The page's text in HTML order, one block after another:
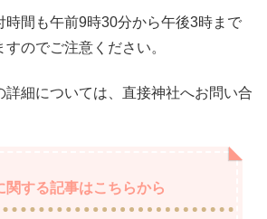
時間も午前9時30分から午後3時まで
のでご注意ください。
詳細については、直接神社へお問い合
関する記事はこちらから